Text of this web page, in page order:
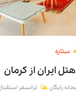
ستاره
ایراناز کرمان
رایگان ترانسفر